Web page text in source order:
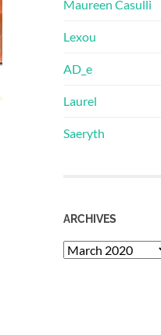
Maureen Casulli
Lexou
AD_e
Laurel
Saeryth
ARCHIVES
Archives